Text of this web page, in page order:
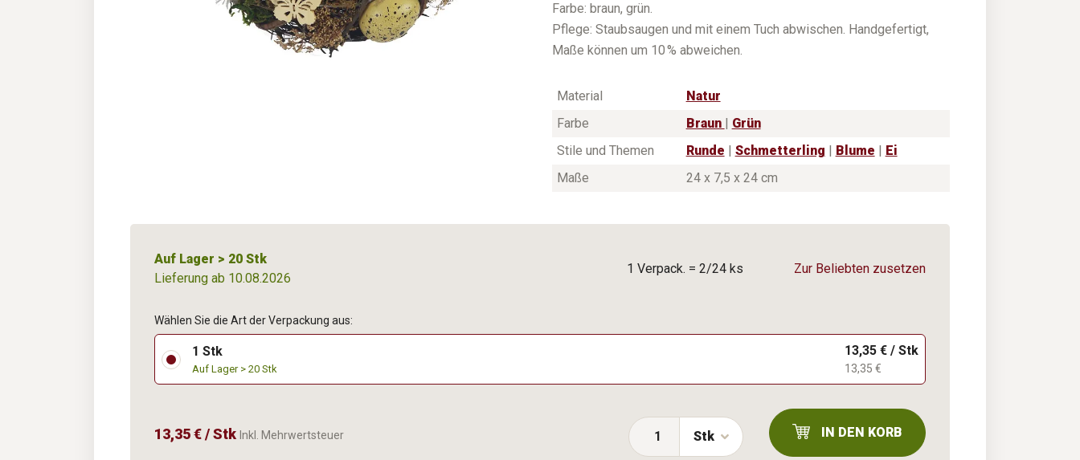
Farbe: braun, grün.
Pflege: Staubsaugen und mit einem Tuch abwischen. Handgefertigt,
Maße können um 10 % abweichen.
Material
Natur
Farbe
Braun
Grün
Stile und Themen
Runde Schmetterling Blume
Ei
Maße
24 x 7,5 x 24 cm
Auf Lager > 20 Stk
Lieferung ab 10.08.2026
1 Verpack. = 2/24 ks Zur Beliebten zusetzen
Wählen Sie die Art der Verpackung aus:
1 Stk
Auf Lager > 20 Stk
13,35 € / Stk
13,35 €
13,35 € / Stk Inkl. Mehrwertsteuer Stk IN DEN KORB